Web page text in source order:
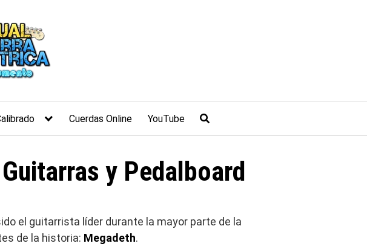
Cuerdas Online YouTube
y Pedalboard
el guitarrista líder durante la mayor parte de la
de la historia: Megadeth.